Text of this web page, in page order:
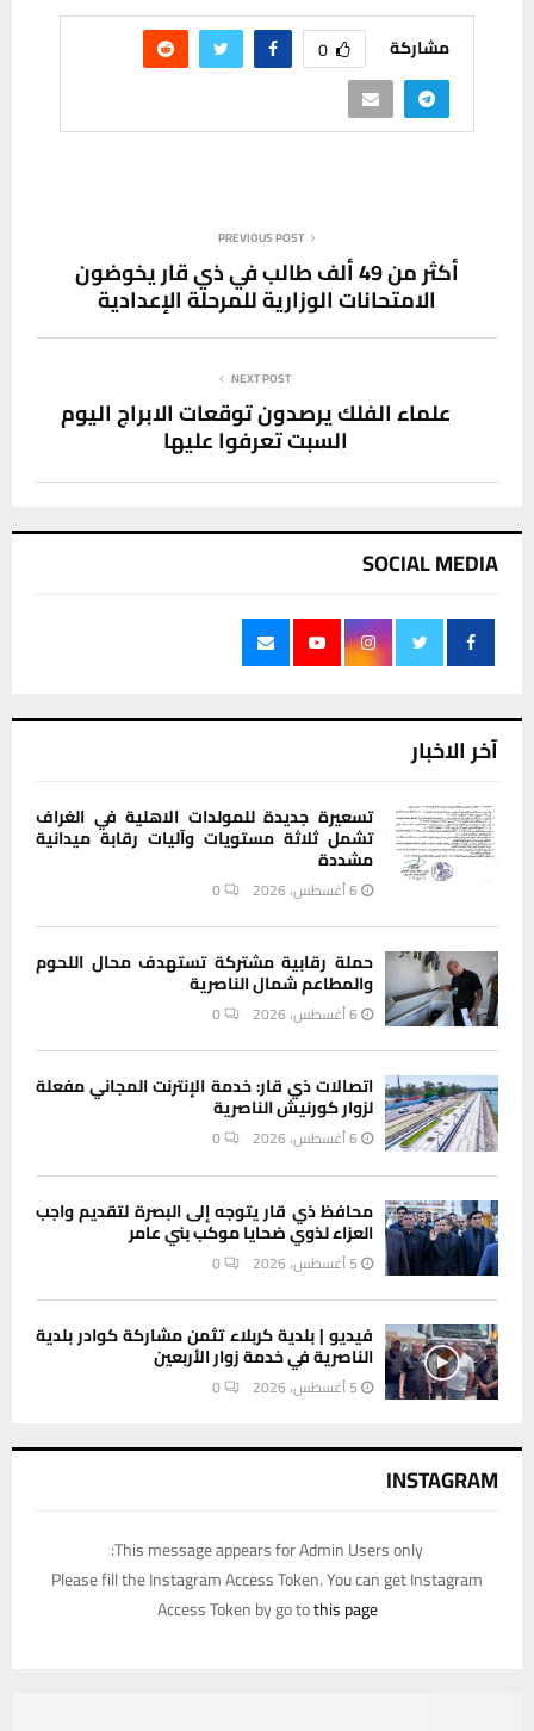
مشاركة 0
PREVIOUS POST
أكثر من 49 ألف طالب في ذي قار يخوضون
الامتحانات الوزارية للمرحلة الإعدادية
NEXT POST
علماء الفلك يرصدون توقعات الابراج اليوم
السبت تعرفوا عليها
SOCIAL MEDIA
آخر الاخبار
تسعيرة جديدة للمولدات الاهلية في الغراف
تشمل ثلاثة مستويات وآليات رقابة ميدانية
مشددة
6 أغسطس، 2026 0
حملة رقابية مشتركة تستهدف محال اللحوم
والمطاعم شمال الناصرية
6 أغسطس، 2026 0
اتصالات ذي قار: خدمة الإنترنت المجاني مفعلة
لزوار كورنيش الناصرية
6 أغسطس، 2026 0
محافظ ذي قار يتوجه إلى البصرة لتقديم واجب
العزاء لذوي ضحايا موكب بني عامر
5 أغسطس، 2026 0
فيديو | بلدية كربلاء تثمن مشاركة كوادر بلدية
الناصرية في خدمة زوار الأربعين
5 أغسطس، 2026 0
INSTAGRAM
This message appears for Admin Users only:
Please fill the Instagram Access Token. You can get Instagram
Access Token by go tothis page